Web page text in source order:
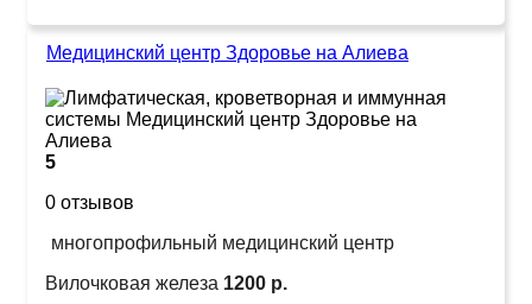
Медицинский центр Здоровье на Алиева
5
0 отзывов
многопрофильный медицинский центр
Вилочковая железа 1200 р.